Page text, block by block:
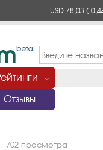
USD 78,03(-
﹀
Отзывы
702 просмотра